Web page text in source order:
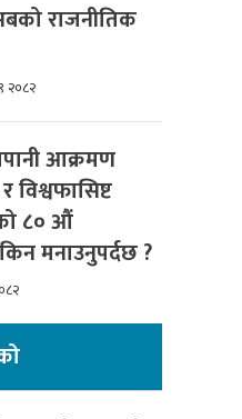
राजनीतिक
२०८२
आक्रमण
विश्वफासिष्ट
८० औं
मनाउनुपर्दछ ?